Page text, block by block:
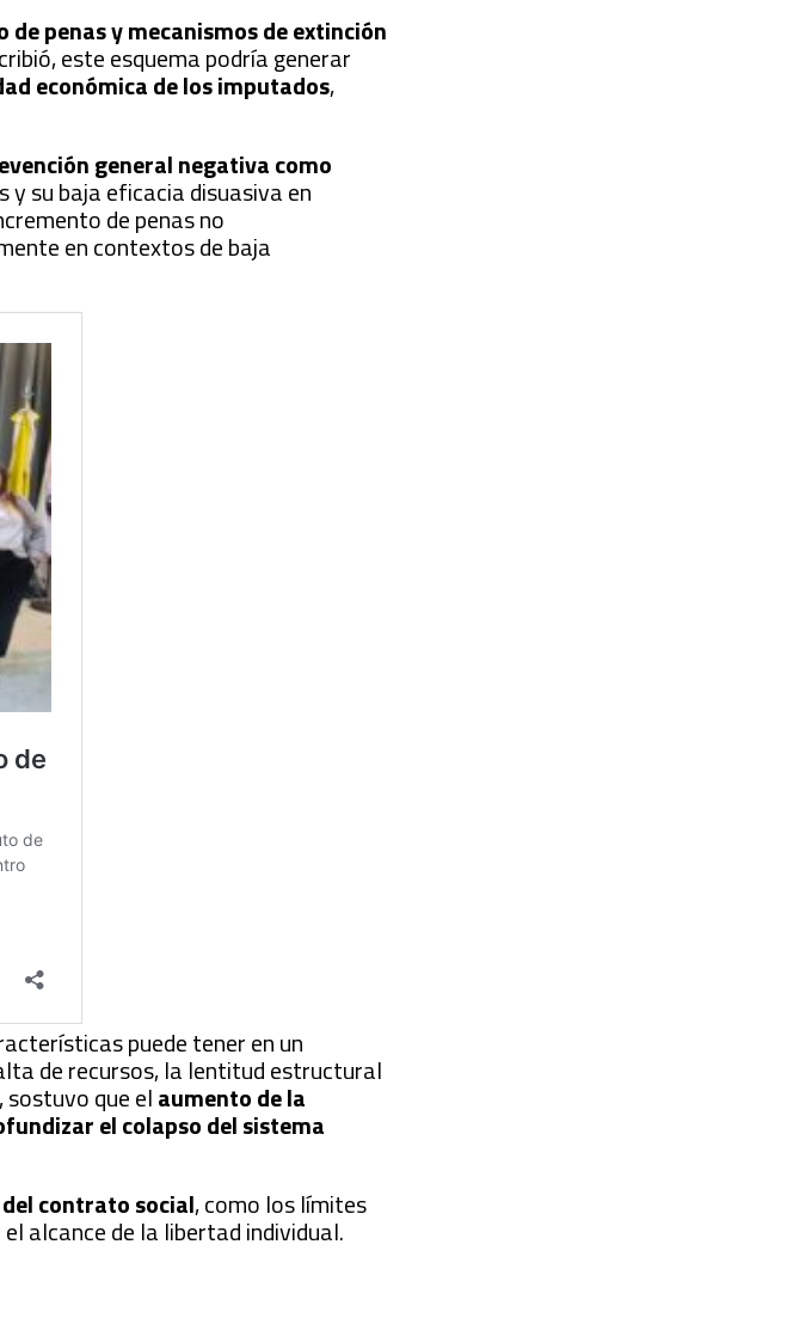
penas y mecanismos de extinción
este esquema podría generar
económica de los imputados,
general negativa como
su baja eficacia disuasiva en
de penas no
en contextos de baja
puede tener en un
de recursos, la lentitud estructural
sostuvo que elaumento de la
el colapso del sistema
contrato social, como los límites
alcance de la libertad individual.